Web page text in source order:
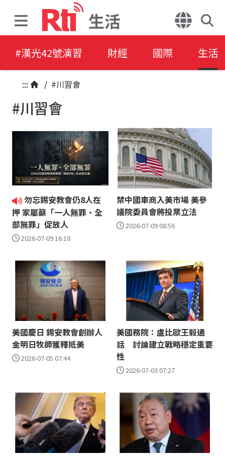
生活
#漢光42號演習 財經 國際 生活
::: / #川習會
#川習會
勿忘錫安教會仍8人在
押 家屬籲「一人無罪、全
部無罪」促放人
2026-07-09 16:18
禁中國車商入美市場 美參
議院委員會將投票立法
2026-07-09 08:56
美國慶日 錫安教會創辦人
金明日牧師獲釋抵美
2026-07-05 07:44
美國務院：盧比歐王毅通
話 討論建立戰略穩定重要
性
2026-07-03 07:27